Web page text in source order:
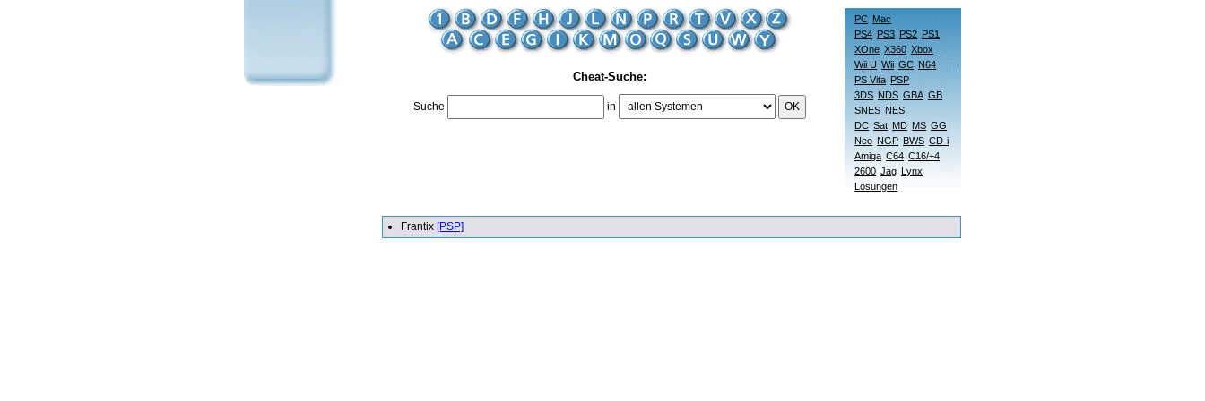
Cheat-Suche:
Suche in OK
PC Mac
PS4 PS3 PS2 PS1
XOne X360 Xbox
Wii U Wii GC N64
PS Vita PSP
3DS NDS GBA GB
SNES NES
DC Sat MD MS GG
Neo NGP BWS CD-i
Amiga C64 C16/+4
2600 Jag Lynx
Lösungen
Frantix [PSP]